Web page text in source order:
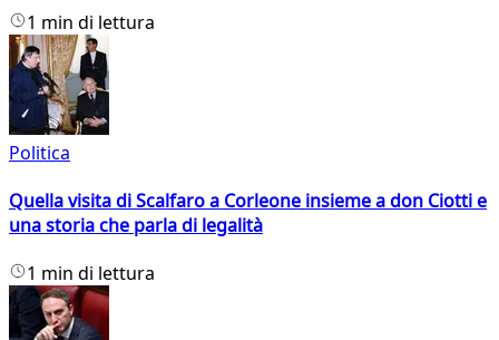
1 min di lettura
Politica
Quella visita di Scalfaro a Corleone insieme a don Ciotti e
una storia che parla di legalità
1 min di lettura